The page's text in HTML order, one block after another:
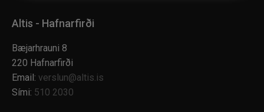
Altis - Hafnarfirði
Bæjarhrauni 8
220 Hafnarfirði
Email: verslun@altis.is
Sími: 510 2030